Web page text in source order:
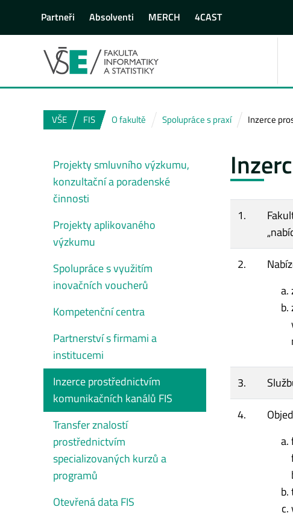
Partneři Absolventi MERCH 4CAST
VŠE FIS O fakultě Spolupráce s praxí Inzerce
1.
2.
3.
4.
Projekty smluvního výzkumu,
konzultační a poradenské
činnosti
Projekty aplikovaného
výzkumu
Spolupráce s využitím
inovačních voucherů
Kompetenční centra
Partnerství s firmami a
institucemi
Inzerce prostřednictvím
komunikačních kanálů FIS
Transfer znalostí
prostřednictvím
specializovaných kurzů a
programů
Otevřená data FIS